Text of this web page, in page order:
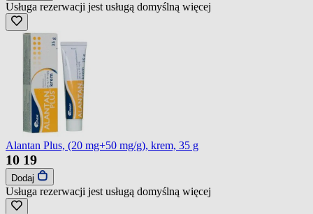
Usługa rezerwacji jest usługą domyślną więcej
Alantan Plus, (20 mg+50 mg/g), krem, 35 g
10 19
Dodaj
Usługa rezerwacji jest usługą domyślną więcej